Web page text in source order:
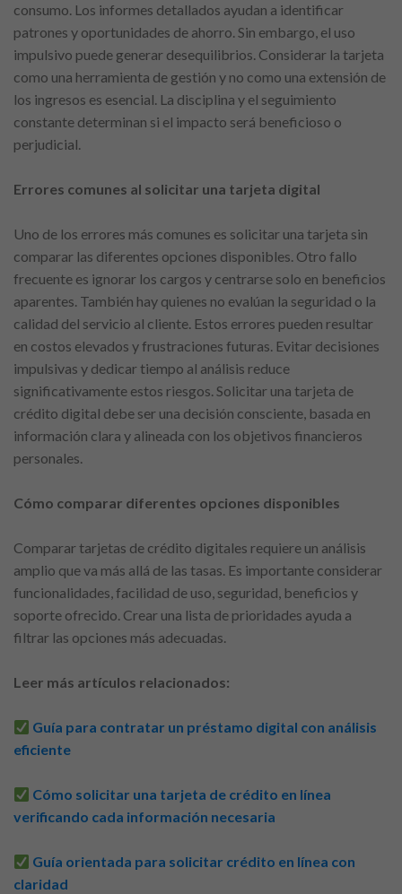
consumo. Los informes detallados ayudan a identificar
patrones y oportunidades de ahorro. Sin embargo, el uso
impulsivo puede generar desequilibrios. Considerar la tarjeta
como una herramienta de gestión y no como una extensión de
los ingresos es esencial. La disciplina y el seguimiento
constante determinan si el impacto será beneficioso o
perjudicial.
Errores comunes al solicitar una tarjeta digital
Uno de los errores más comunes es solicitar una tarjeta sin
comparar las diferentes opciones disponibles. Otro fallo
frecuente es ignorar los cargos y centrarse solo en beneficios
aparentes. También hay quienes no evalúan la seguridad o la
calidad del servicio al cliente. Estos errores pueden resultar
en costos elevados y frustraciones futuras. Evitar decisiones
impulsivas y dedicar tiempo al análisis reduce
significativamente estos riesgos. Solicitar una tarjeta de
crédito digital debe ser una decisión consciente, basada en
información clara y alineada con los objetivos financieros
personales.
Cómo comparar diferentes opciones disponibles
Comparar tarjetas de crédito digitales requiere un análisis
amplio que va más allá de las tasas. Es importante considerar
funcionalidades, facilidad de uso, seguridad, beneficios y
soporte ofrecido. Crear una lista de prioridades ayuda a
filtrar las opciones más adecuadas.
Leer más artículos relacionados:
Guía para contratar un préstamo digital con análisis
eficiente
Cómo solicitar una tarjeta de crédito en línea
verificando cada información necesaria
Guía orientada para solicitar crédito en línea con
claridad